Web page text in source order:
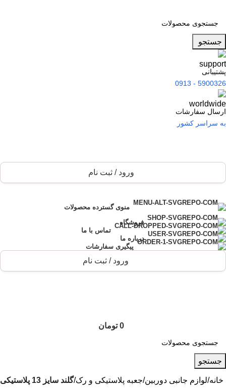
جستجو
پشتیبانی
5900326 - 0913
ارسال سفارشات
به سراسر کشور
ورود / ثبت نام
منوی گسترده محصولات
فروشگاه
تماس با ما
درباره ما
پیگیری سفارشات
ورود / ثبت نام
0 تومان
جستجو
خانه لوازم جانبی دوربین جعبه پلاستیکی و رک گلند سایز 13 پلاستیکی